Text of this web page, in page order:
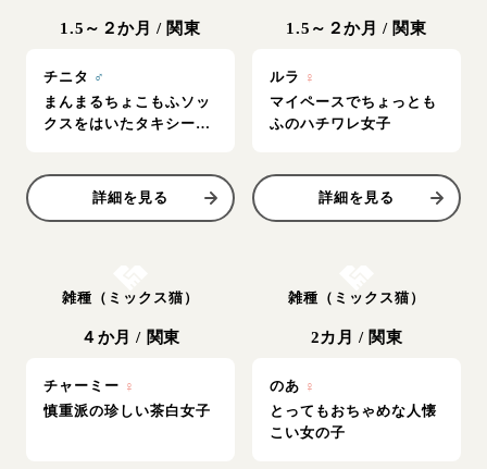
1.5～２か月 / 関東
チニタ ♂
まんまるちょこもふソッ
クスをはいたタキシード
詳細を見る
1.5～２か月 / 関東
ルラ ♀
マイペースでちょっとも
ふのハチワレ女子
詳細を見る
雑種（ミックス猫）
４か月 / 関東
チャーミー ♀
慎重派の珍しい茶白女子
雑種（ミックス猫）
2カ月 / 関東
のあ ♀
とってもおちゃめな人懐
こい女の子